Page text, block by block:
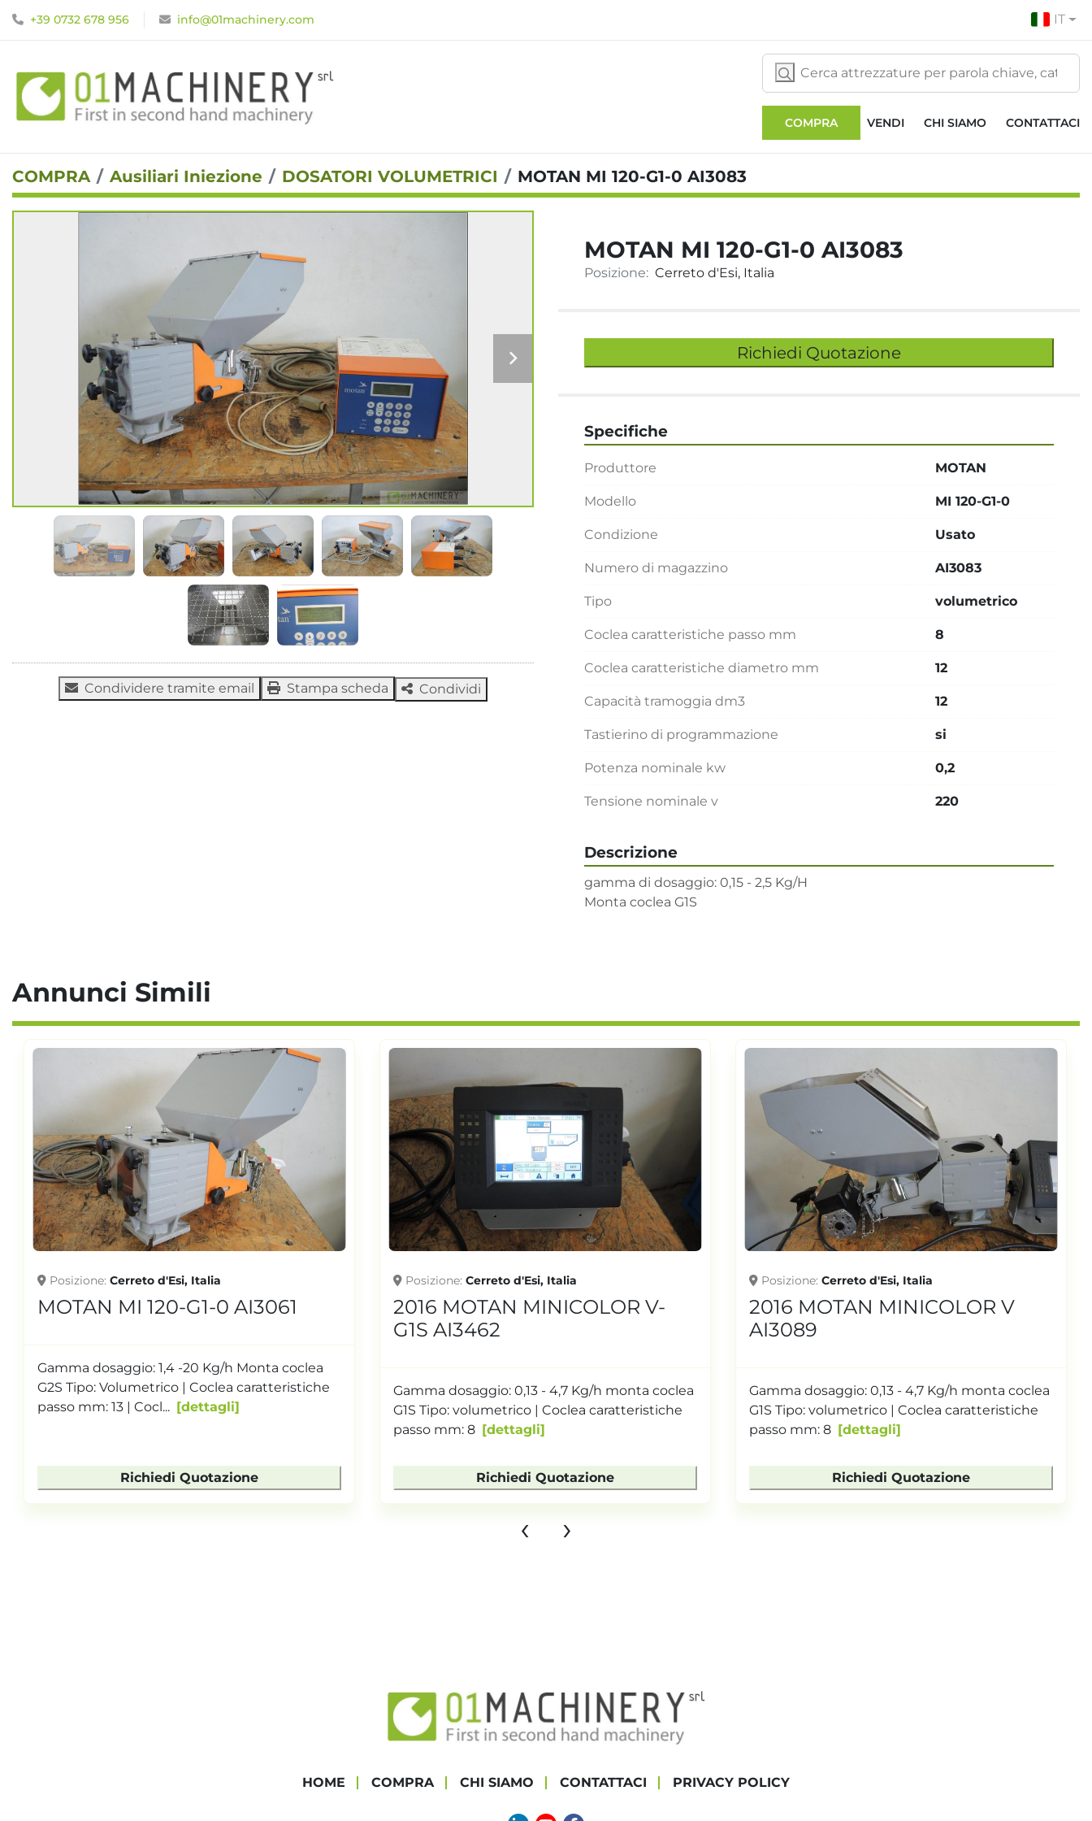
+39 0732 678 956 info@01machinery.com IT
COMPRA VENDI CHI SIAMO CONTATTACI
COMPRA Ausiliari Iniezione DOSATORI VOLUMETRICI MOTAN MI 120-G1-0 AI3083
Condividere tramite email Stampa scheda Condividi
MOTAN MI 120-G1-0 AI3083
Posizione: Cerreto d'Esi, Italia
Richiedi Quotazione
Descrizione
gamma di dosaggio: 0,15 - 2,5 Kg/H
Monta coclea G1S
Specifiche
Produttore MOTAN
Modello MI 120-G1-0
Condizione Usato
Numero di magazzino AI3083
Tipo volumetrico
Coclea caratteristiche passo mm 8
Coclea caratteristiche diametro mm 12
Capacità tramoggia dm3 12
Tastierino di programmazione si
Potenza nominale kw 0,2
Tensione nominale v 220
Annunci Simili
Posizione Cerreto d'Esi, Italia
2016 MOTAN MINICOLOR V-
Gamma dosaggio: 0,13 - 4,7 Kg/h monta coclea
G1S Tipo: volumetrico | Coclea caratteristiche
Richiedi Quotazione
Posizione Cerreto d'Esi, Italia
2016 MOTAN MINICOLOR V
AI3089
Gamma dosaggio: 0,13 - 4,7 Kg/h monta coclea
G1S Tipo: volumetrico | Coclea caratteristiche
passo mm: 8
dettagli
Richiedi Quotazione
Posizione Cerreto d'Esi, Italia
2022 MOTAN MINICOLOR SG
V-G1S AI3663
sistema di dosaggio Motan a 2 unità dosatrici
Capacità di dosaggio: 0,13 - 4,7 Kg/h a dosatore
mo...
dettagli
Richiedi Quotazione
‹ ›
HOME COMPRA CHI SIAMO CONTATTACI PRIVACY POLICY